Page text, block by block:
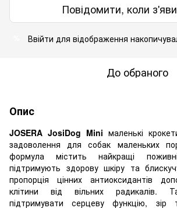
Повідомити, коли
Ввійти для відображення
До обраного
Опис
JOSERA JosiDog Mini маленькі
задоволення для собак маленьких
формула містить найкращі
підтримують здорову шкіру та
пропорція цінних антиоксидантів
клітини від вільних радикалів.
підтримувати серцеву функцію, зір